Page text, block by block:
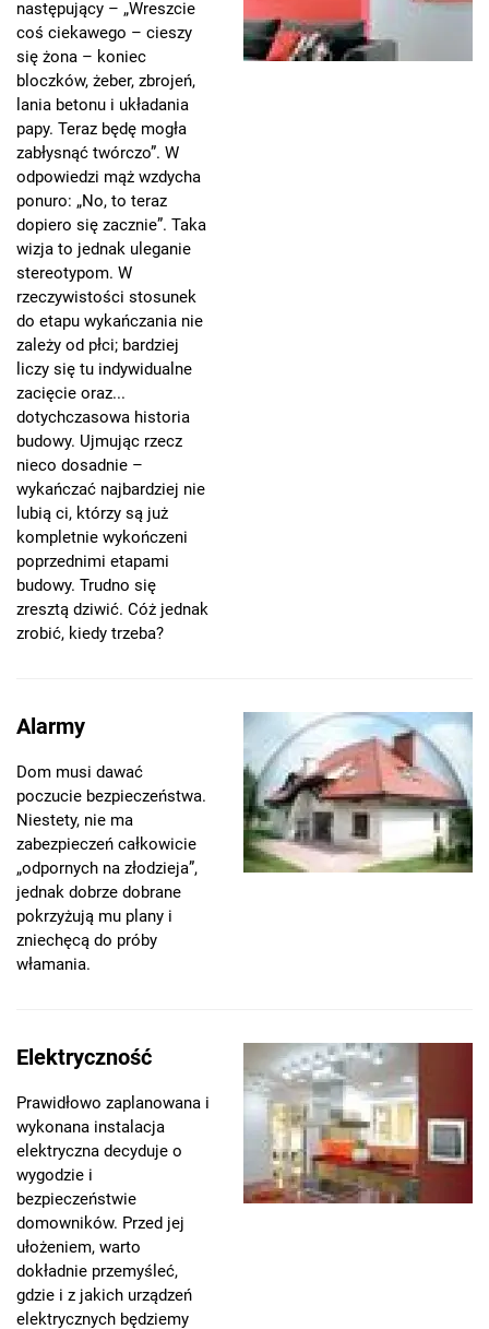
następujący – „Wreszcie
coś ciekawego – cieszy
się żona – koniec
bloczków, żeber, zbrojeń,
lania betonu i układania
papy. Teraz będę mogła
zabłysnąć twórczo”. W
odpowiedzi mąż wzdycha
ponuro: „No, to teraz
dopiero się zacznie”. Taka
wizja to jednak uleganie
stereotypom. W
rzeczywistości stosunek
do etapu wykańczania nie
zależy od płci; bardziej
liczy się tu indywidualne
zacięcie oraz...
dotychczasowa historia
budowy. Ujmując rzecz
nieco dosadnie –
wykańczać najbardziej nie
lubią ci, którzy są już
kompletnie wykończeni
poprzednimi etapami
budowy. Trudno się
zresztą dziwić. Cóż jednak
zrobić, kiedy trzeba?
Alarmy
Dom musi dawać
poczucie bezpieczeństwa.
Niestety, nie ma
zabezpieczeń całkowicie
„odpornych na złodzieja”,
jednak dobrze dobrane
pokrzyżują mu plany i
zniechęcą do próby
włamania.
Elektryczność
Prawidłowo zaplanowana i
wykonana instalacja
elektryczna decyduje o
wygodzie i
bezpieczeństwie
domowników. Przed jej
ułożeniem, warto
dokładnie przemyśleć,
gdzie i z jakich urządzeń
elektrycznych będziemy